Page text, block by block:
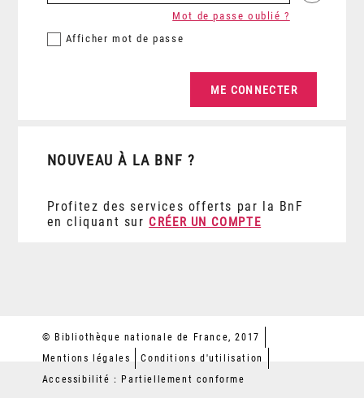
Afficher mot de passe
Mot de passe oublié ?
NOUVEAU À LA BNF ?
Profitez des services offerts par la BnF
en cliquant sur CRÉER UN COMPTE
© Bibliothèque nationale de France, 2017
Mentions légales
Conditions d'utilisation
Accessibilité : Partiellement conforme